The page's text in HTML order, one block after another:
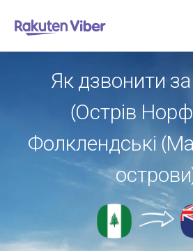
Як дзвонити
(Острів
Фолклендські